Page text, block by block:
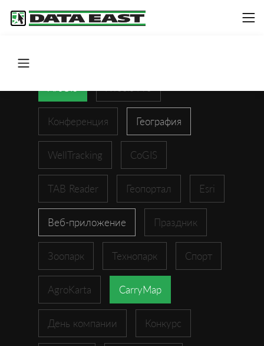
Конференция География
WellTracking CoGIS
TAB Reader Геопортал Esri
Веб-приложение Праздник
Зоопарк Технопарк Спорт
AgroKarta CarryMap
День компании Конкурс